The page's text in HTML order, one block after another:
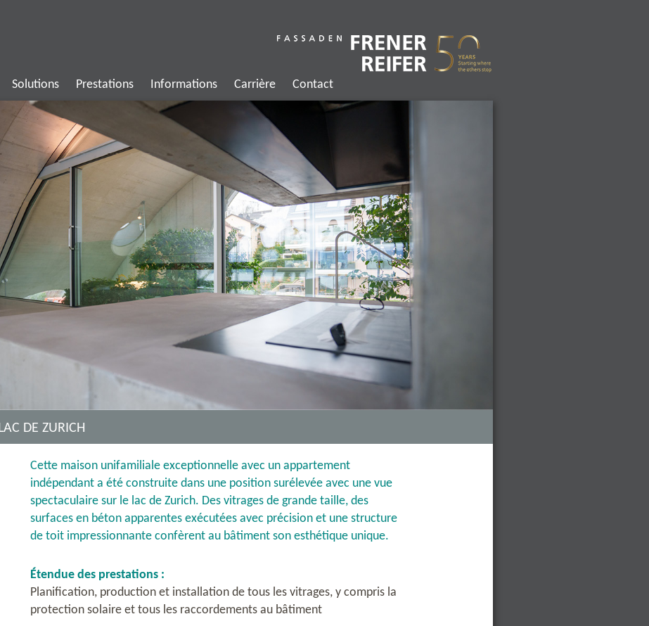
Solutions Prestations Informations Carrière Contact
DE ZURICH
Cette maison unifamiliale exceptionnelle avec un appartement
indépendant a été construite dans une position surélevée avec une vue
spectaculaire sur le lac de Zurich. Des vitrages de grande taille, des
surfaces en béton apparentes exécutées avec précision et une structure
de toit impressionnante confèrent au bâtiment son esthétique unique.
Étendue des prestations :
Planification, production et installation de tous les vitrages, y compris la
protection solaire et tous les raccordements au bâtiment